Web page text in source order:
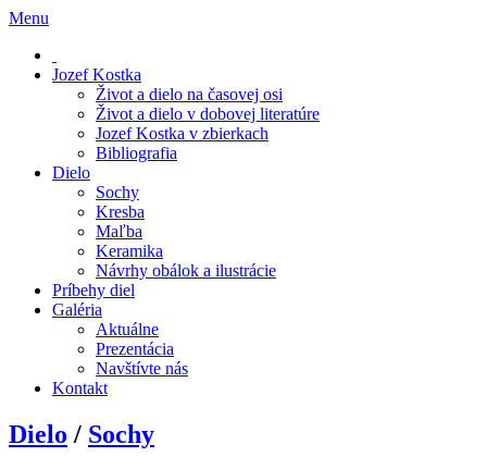
Menu
Jozef Kostka
Život a dielo na časovej osi
Život a dielo v dobovej literatúre
Jozef Kostka v zbierkach
Bibliografia
Dielo
Sochy
Kresba
Maľba
Keramika
Návrhy obálok a ilustrácie
Príbehy diel
Galéria
Aktuálne
Prezentácia
Navštívte nás
Kontakt
Dielo / Sochy